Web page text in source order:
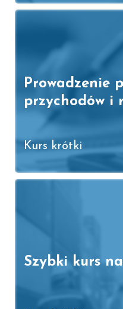
Prowadzenie
przychodów i
Kurs krótki
Szybki kurs